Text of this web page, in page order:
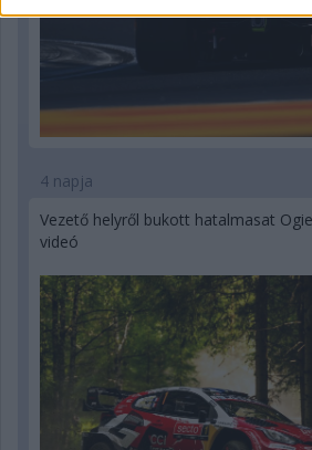
4 napja
Vezető helyről bukott hatalmasat
videó